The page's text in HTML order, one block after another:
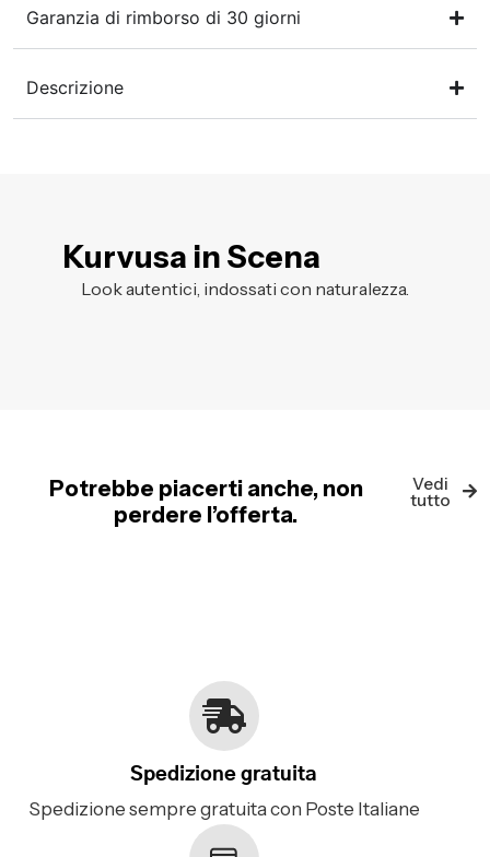
Garanzia di rimborso di 30 giorni
Descrizione
Kurvusa in Scena
Look autentici, indossati con naturalezza.
Potrebbe piacerti anche, non
perdere l’offerta.
Vedi
tutto
Spedizione gratuita
Spedizione sempre gratuita con Poste Italiane